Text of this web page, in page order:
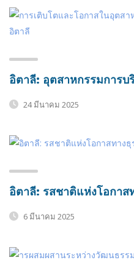
อิตาลี: อุตสาหกรรมการบ
24 มีนาคม 2025
อิตาลี: รสชาติแห่งโอกาส
6 มีนาคม 2025